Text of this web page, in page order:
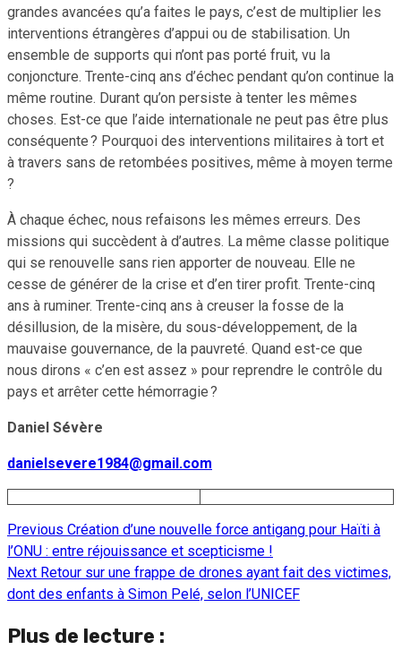
grandes avancées qu’a faites le pays, c’est de multiplier les
interventions étrangères d’appui ou de stabilisation. Un
ensemble de supports qui n’ont pas porté fruit, vu la
conjoncture. Trente-cinq ans d’échec pendant qu’on continue la
même routine. Durant qu’on persiste à tenter les mêmes
choses. Est-ce que l’aide internationale ne peut pas être plus
conséquente ? Pourquoi des interventions militaires à tort et
à travers sans de retombées positives, même à moyen terme
?
À chaque échec, nous refaisons les mêmes erreurs. Des
missions qui succèdent à d’autres. La même classe politique
qui se renouvelle sans rien apporter de nouveau. Elle ne
cesse de générer de la crise et d’en tirer profit. Trente-cinq
ans à ruminer. Trente-cinq ans à creuser la fosse de la
désillusion, de la misère, du sous-développement, de la
mauvaise gouvernance, de la pauvreté. Quand est-ce que
nous dirons « c’en est assez » pour reprendre le contrôle du
pays et arrêter cette hémorragie ?
Daniel Sévère
danielsevere1984@gmail.com
Continue
Reading
Previous Création d’une nouvelle force antigang pour Haïti à
l’ONU : entre réjouissance et scepticisme !
Next Retour sur une frappe de drones ayant fait des victimes,
dont des enfants à Simon Pelé, selon l’UNICEF
Plus de lecture :